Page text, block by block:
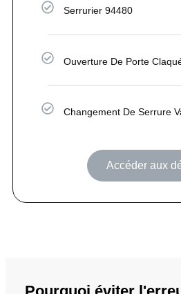
Serrurier 94480
Ouverture De Porte
Changement De Serrure
Accéder aux